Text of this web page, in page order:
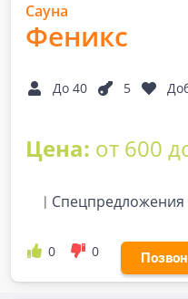
Сауна
Феникс
До 40 5
Цена: от 600
Спецпредложения
0 0